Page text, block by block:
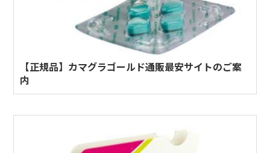
【正規品】カマグラゴールド通販最安サイトのご案
内